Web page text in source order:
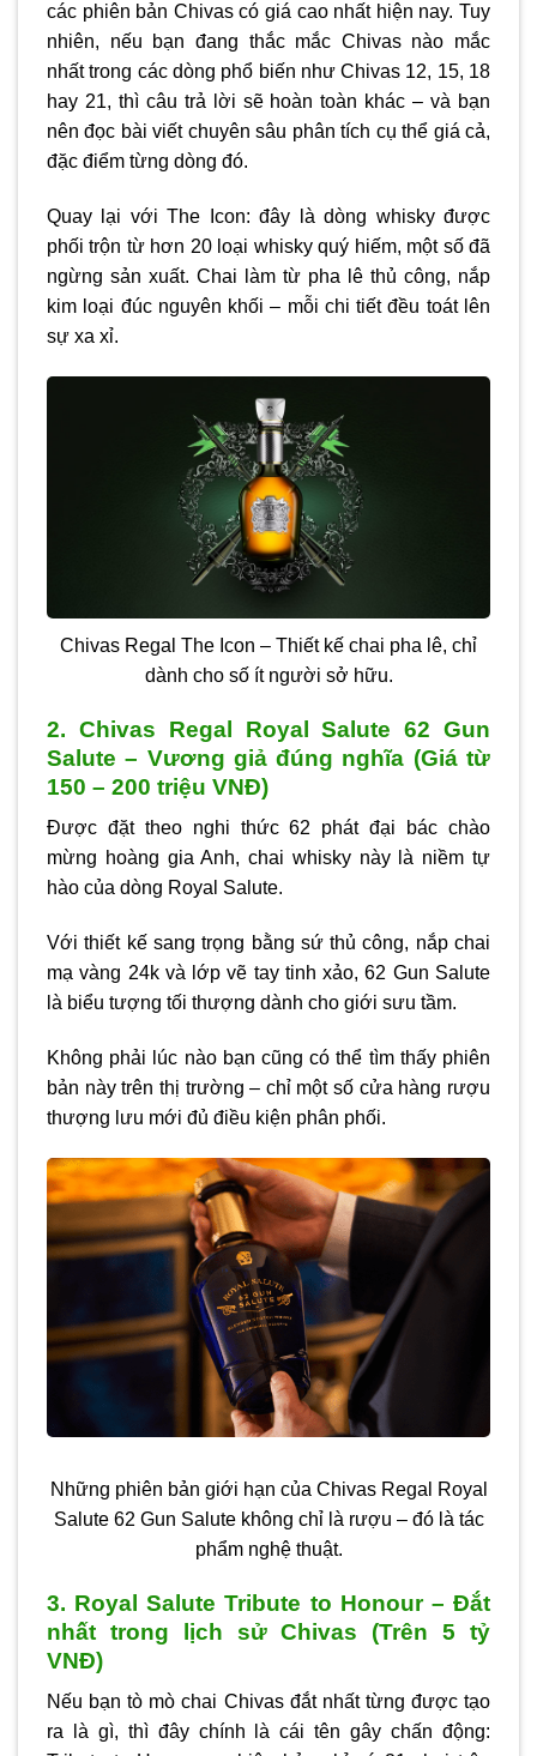
các phiên bản Chivas có giá cao nhất hiện nay. Tuy
nhiên, nếu bạn đang thắc mắc Chivas nào mắc
nhấttrong các dòng phổ biến như Chivas 12, 15, 18
hay 21, thì câu trả lời sẽ hoàn toàn khác – và bạn
nên đọc bài viết chuyên sâu phân tích cụ thể giá cả,
đặc điểm từng dòng đó.
Quay lại với The Icon: đây là dòng whisky được
phối trộn từ hơn 20 loại whisky quý hiếm, một số đã
ngừng sản xuất. Chai làm từ pha lê thủ công, nắp
kim loại đúc nguyên khối – mỗi chi tiết đều toát lên
sự xa xỉ.
Chivas Regal The Icon – Thiết kế chai pha lê, chỉ
dành cho số ít người sở hữu.
2. Chivas Regal Royal Salute 62 Gun
Salute – Vương giả đúng nghĩa (Giá từ
150 – 200 triệu VNĐ)
Được đặt theo nghi thức 62 phát đại bác chào
mừng hoàng gia Anh, chai whisky này là niềm tự
hào của dòng Royal Salute.
Với thiết kế sang trọng bằng sứ thủ công, nắp chai
mạ vàng 24k và lớp vẽ tay tinh xảo, 62 Gun Salute
là biểu tượng tối thượng dành cho giới sưu tầm.
Không phải lúc nào bạn cũng có thể tìm thấy phiên
bản này trên thị trường – chỉ một số cửa hàng rượu
thượng lưu mới đủ điều kiện phân phối.
Những phiên bản giới hạn của Chivas Regal Royal
Salute 62 Gun Salute không chỉ là rượu – đó là tác
phẩm nghệ thuật.
3. Royal Salute Tribute to Honour – Đắt
nhất trong lịch sử Chivas (Trên 5 tỷ
VNĐ)
Nếu bạn tò mòchai Chivas đắt nhấttừng được tạo
ra là gì, thì đây chính là cái tên gây chấn động: